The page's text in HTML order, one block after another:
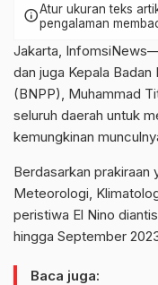
infoAtur ukuran teks
pengalaman
Jakarta,
dan juga Kepala
(BNPP), Muhammad
seluruh daerah untuk
kemungkinan
Berdasarkan prakiraan
Meteorologi,
peristiwa El Nino
hingga September
Baca juga: